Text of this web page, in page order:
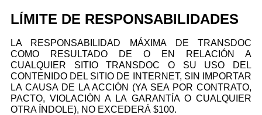
LÍMITE DE RESPONSABILIDADES
LA RESPONSABILIDAD MÁXIMA DE TRANSDOC
COMO RESULTADO DE O EN RELACIÓN A
CUALQUIER SITIO TRANSDOC O SU USO DEL
CONTENIDO DEL SITIO DE INTERNET, SIN IMPORTAR
LA CAUSA DE LA ACCIÓN (YA SEA POR CONTRATO,
PACTO, VIOLACIÓN A LA GARANTÍA O CUALQUIER
OTRA ÍNDOLE), NO EXCEDERÁ $100.